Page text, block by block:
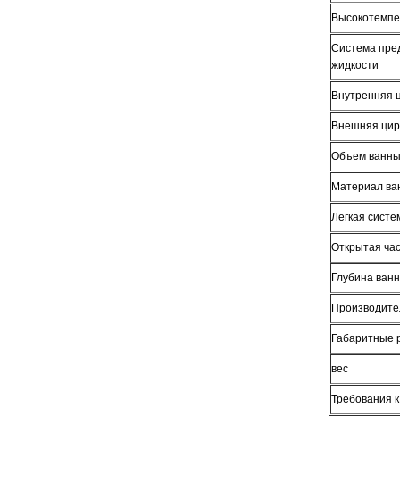
Система
жидкости
Внутренняя
Внешняя
Объем ванны
Материал
Легкая
Открытая
Глубина
Габаритные
вес
Требования